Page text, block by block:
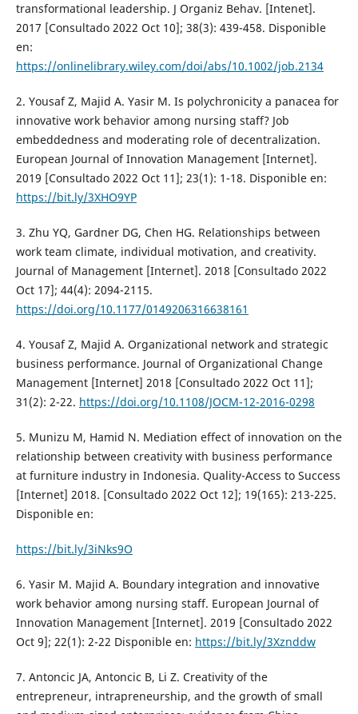
transformational leadership. J Organiz Behav. [Intenet].
2017 [Consultado 2022 Oct 10]; 38(3): 439-458. Disponible
en:
https://onlinelibrary.wiley.com/doi/abs/10.1002/job.2134
2. Yousaf Z, Majid A. Yasir M. Is polychronicity a panacea for
innovative work behavior among nursing staff? Job
embeddedness and moderating role of decentralization.
European Journal of Innovation Management [Internet].
2019 [Consultado 2022 Oct 11]; 23(1): 1-18. Disponible en:
https://bit.ly/3XHO9YP
3. Zhu YQ, Gardner DG, Chen HG. Relationships between
work team climate, individual motivation, and creativity.
Journal of Management [Internet]. 2018 [Consultado 2022
Oct 17]; 44(4): 2094-2115.
https://doi.org/10.1177/0149206316638161
4. Yousaf Z, Majid A. Organizational network and strategic
business performance. Journal of Organizational Change
Management [Internet] 2018 [Consultado 2022 Oct 11];
31(2): 2-22. https://doi.org/10.1108/JOCM-12-2016-0298
5. Munizu M, Hamid N. Mediation effect of innovation on the
relationship between creativity with business performance
at furniture industry in Indonesia. Quality-Access to Success
[Internet] 2018. [Consultado 2022 Oct 12]; 19(165): 213-225.
Disponible en:
https://bit.ly/3iNks9O
6. Yasir M. Majid A. Boundary integration and innovative
work behavior among nursing staff. European Journal of
Innovation Management [Internet]. 2019 [Consultado 2022
Oct 9]; 22(1): 2-22 Disponible en: https://bit.ly/3Xznddw
7. Antoncic JA, Antoncic B, Li Z. Creativity of the
entrepreneur, intrapreneurship, and the growth of small